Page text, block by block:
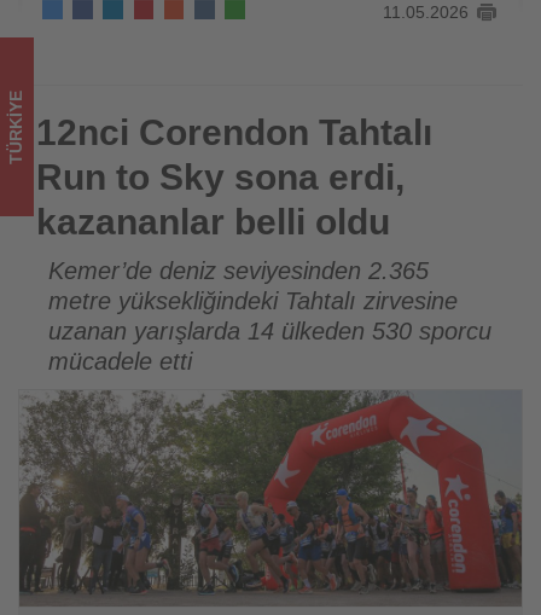
kazananlar
belli
oldu
-
Tourexpi,
sizler
için
turizmde
olup
bitenleri
takip
ediyor!
11.05.2026
12nci Corendon Tahtalı Run to Sky sona erdi, kazananlar belli
oldu
TÜRKIYE 12nci Corendon Tahtalı
Run to Sky sona erdi,
kazananlar belli oldu
Kemer’de deniz seviyesinden 2.365
metre yüksekliğindeki Tahtalı zirvesine
uzanan yarışlarda 14 ülkeden 530 sporcu
mücadele etti